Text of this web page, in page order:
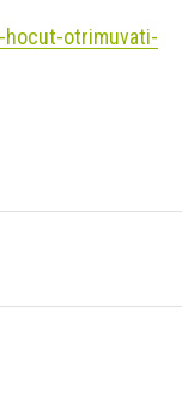
otrimuvati-